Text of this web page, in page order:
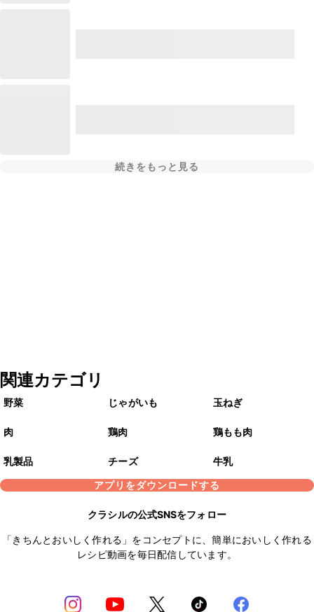
続きをもっと見る
関連カテゴリ
野菜 じゃがいも 玉ねぎ
肉 鶏肉 鶏もも肉
乳製品 チーズ
牛乳
アプリをダウンロードする
クラシルの公式SNSをフォロー
「きちんとおいしく作れる」をコンセプトに、簡単においしく作れる
レシピ動画を毎日配信しています。